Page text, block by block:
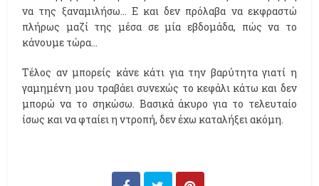
να της ξαναμιλήσω… Ε και δεν πρόλαβα να εκφραστώ
πλήρως μαζί της μέσα σε μία εβδομάδα, πώς να το
κάνουμε τώρα…
Τέλος αν μπορείς κάνε κάτι για την βαρύτητα γιατί η
γαμημένη μου τραβάει συνεχώς το κεφάλι κάτω και δεν
μπορώ να το σηκώσω. Βασικά άκυρο για το τελευταίο
ίσως και να φταίει η ντροπή, δεν έχω καταλήξει ακόμη.